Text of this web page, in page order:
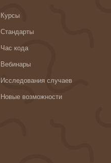
Курсы
Стандарты
Час кода
Вебинары
Исследования случаев
Новые возможности